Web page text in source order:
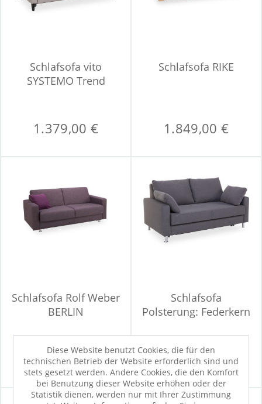
Schlafsofa vito
SYSTEMO Trend
1.379,00 €
Schlafsofa RIKE
1.849,00 €
Schlafsofa Rolf Weber
BERLIN
2.098,99 €
Schlafsofa
Polsterung: Federkern
1.599,00 €
Diese Website benutzt Cookies, die für den
technischen Betrieb der Website erforderlich sind und
stets gesetzt werden. Andere Cookies, die den Komfort
bei Benutzung dieser Website erhöhen oder der
Statistik dienen, werden nur mit Ihrer Zustimmung